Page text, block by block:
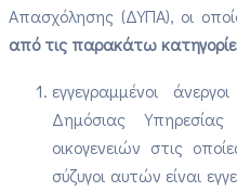
Απασχόλησης (ΔΥΠΑ), οι
από τις παρακάτω
εγγεγραμμένοι
Δημόσιας
οικογενειών στις
σύζυγοι αυτών είναι